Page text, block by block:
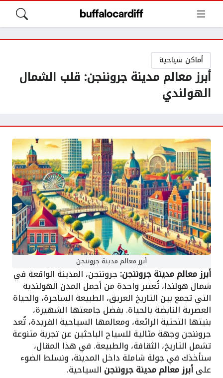
أماكن سياحية
أبرز معالم مدينة جروننجن: قلب الشمال
الهولندي
أبرز معالم مدينة جروننجن
أبرز معالم مدينة جروننجن: جروننجن، المدينة الواقعة في
شمال هولندا، تُعتبر واحدة من أجمل المدن الهولندية
التي تجمع بين التاريخ العريق، الطبيعة الساحرة، والحياة
العصرية النابضة بالحياة. بفضل جامعتها الشهيرة،
بنيتها التحتية الرائعة، ومعالمها السياحية الفريدة، تُعد
جروننجن وجهة مثالية للسياح الباحثين عن تجربة متنوعة
تشمل التاريخ، الثقافة، والطبيعة. في هذا المقال،
سنأخذك في جولة شاملة داخل المدينة، ونسلط الضوء
علىأبرز معالم مدينة جروننجن السياحية.